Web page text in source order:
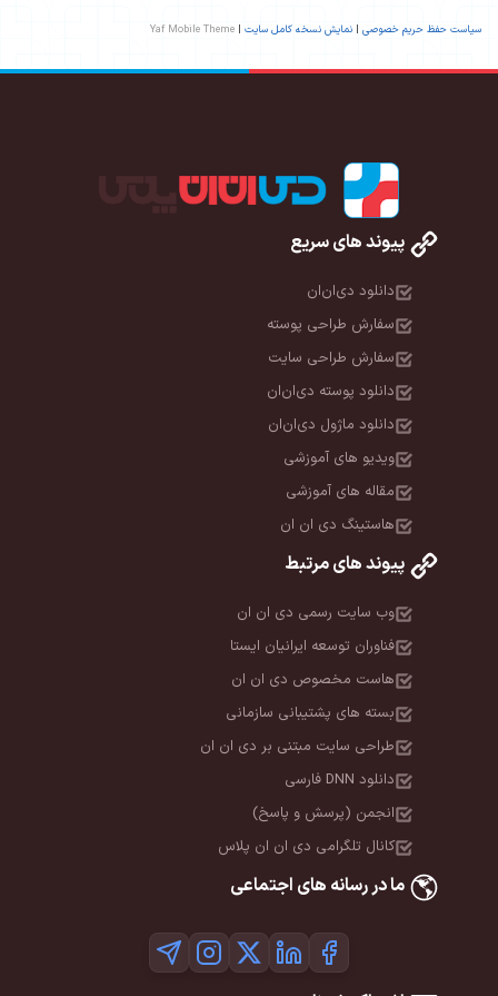
سیاست حفظ حریم خصوصی | نمایش نسخه کامل سایت |
Yaf Mobile Theme
پیوند های سریع
دانلود دی‌ان‌ان
سفارش طراحی پوسته
سفارش طراحی سایت
دانلود پوسته دی‌ان‌ان
دانلود ماژول دی‌ان‌ان
ویدیو های آموزشی
مقاله های آموزشی
هاستینگ دی ان ان
پیوند های مرتبط
وب سایت رسمی دی ان ان
فناوران توسعه ایرانیان ایستا
هاست مخصوص دی ان ان
بسته های پشتیبانی سازمانی
طراحی سایت مبتنی بر دی ان ان
دانلود DNN فارسی
انجمن (پرسش و پاسخ)
کانال تلگرامی دی ان ان پلاس
ما در رسانه های اجتماعی